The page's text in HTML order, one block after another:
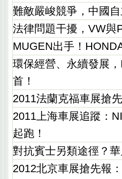
難敵嚴峻競爭，中國
法律問題干擾，VW與
MUGEN出手！
環保經營、永續發展
首！
2011法蘭克福車展搶
2011上海車展追蹤：
起跑！
對抗賓士另類途徑？
2012北京車展搶先報